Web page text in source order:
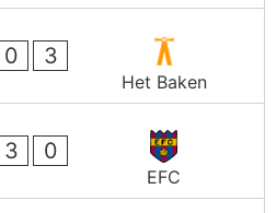
0 3
Het Baken
3 0
EFC